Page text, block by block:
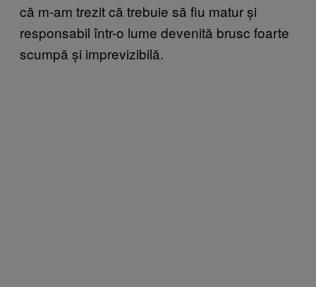
că m-am trezit că trebuie să fiu matur și
responsabil într-o lume devenită brusc foarte
scumpă și imprevizibilă.